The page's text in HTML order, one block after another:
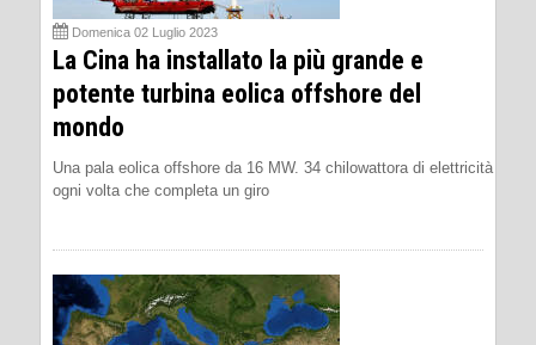
Domenica 02 Luglio 2023
La Cina ha installato la più grande e
potente turbina eolica offshore del
mondo
Una pala eolica offshore da 16 MW. 34 chilowattora di elettricità
ogni volta che completa un giro